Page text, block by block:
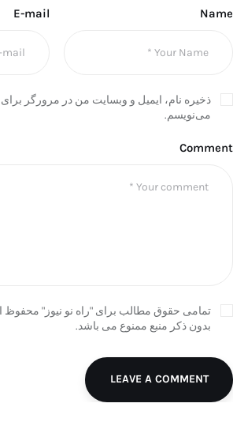
Name
E-mail
ذخیره نام، ایمیل و وبسایت من در مرورگر
می‌نویسم.
Comment
تمامی حقوق مطالب برای "راه نو نیوز"
بدون ذکر منبع ممنوع می باشد.
LEAVE A COMMENT